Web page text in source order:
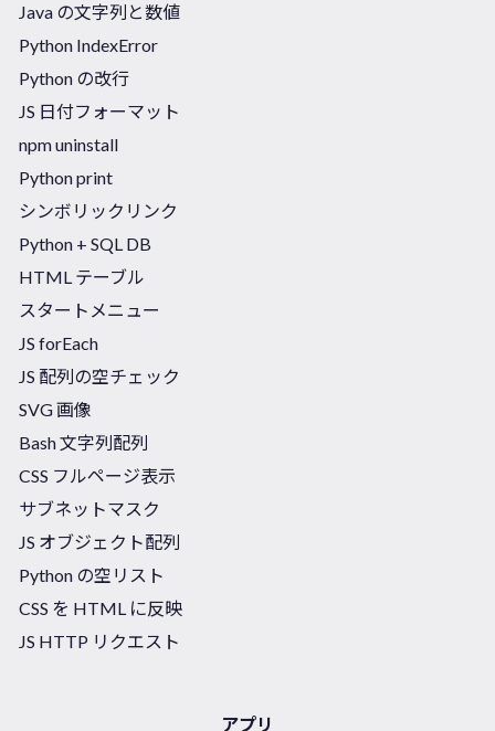
Java の文字列と数値
Python IndexError
Python の改行
JS 日付フォーマット
npm uninstall
Python print
シンボリックリンク
Python + SQL DB
HTML テーブル
スタートメニュー
JS forEach
JS 配列の空チェック
SVG 画像
Bash 文字列配列
CSS フルページ表示
サブネットマスク
JS オブジェクト配列
Python の空リスト
CSS を HTML に反映
JS HTTP リクエスト
アプリ